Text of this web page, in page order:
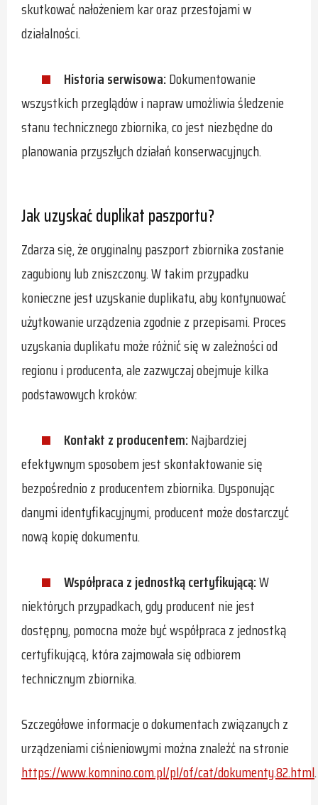
skutkować nałożeniem kar oraz przestojami w
działalności.
Historia serwisowa:Dokumentowanie
wszystkich przeglądów i napraw umożliwia śledzenie
stanu technicznego zbiornika, co jest niezbędne do
planowania przyszłych działań konserwacyjnych.
Jak uzyskać duplikat paszportu?
Zdarza się, że oryginalny paszport zbiornika zostanie
zagubiony lub zniszczony. W takim przypadku
konieczne jest uzyskanie duplikatu, aby kontynuować
użytkowanie urządzenia zgodnie z przepisami. Proces
uzyskania duplikatu może różnić się w zależności od
regionu i producenta, ale zazwyczaj obejmuje kilka
podstawowych kroków:
Kontakt z producentem:Najbardziej
efektywnym sposobem jest skontaktowanie się
bezpośrednio z producentem zbiornika. Dysponując
danymi identyfikacyjnymi, producent może dostarczyć
nową kopię dokumentu.
Współpraca z jednostką certyfikującą:W
niektórych przypadkach, gdy producent nie jest
dostępny, pomocna może być współpraca z jednostką
certyfikującą, która zajmowała się odbiorem
technicznym zbiornika.
Szczegółowe informacje o dokumentach związanych z
urządzeniami ciśnieniowymi można znaleźć na stronie
https://www.komnino.com.pl/pl/of/cat/dokumenty.82.html.